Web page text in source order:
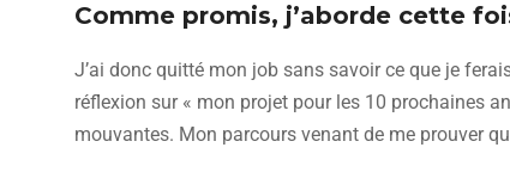
Comme promis, j’aborde cette
J’ai donc quitté mon job sans savoir ce que je
réflexion sur « mon projet pour les 10 prochaines
mouvantes. Mon parcours venant de me prouver